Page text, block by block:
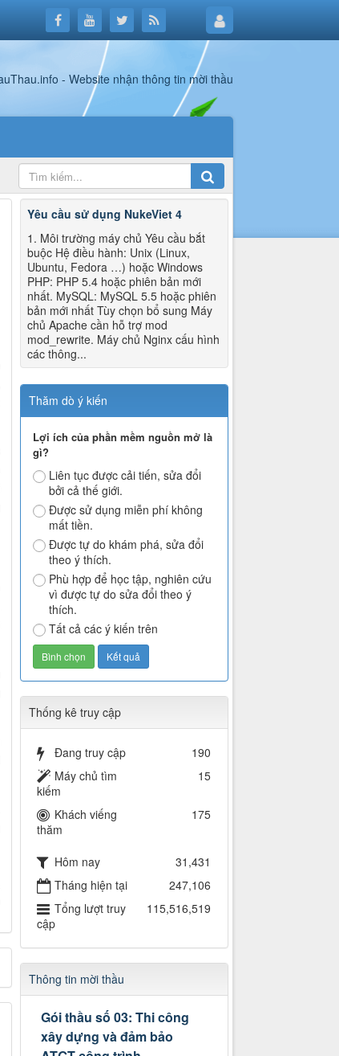
Yêu cầu sử dụng NukeViet 4
1. Môi trường máy chủ Yêu cầu bắt
buộc Hệ điều hành: Unix (Linux,
Ubuntu, Fedora …) hoặc Windows
PHP: PHP 5.4 hoặc phiên bản mới
nhất. MySQL: MySQL 5.5 hoặc phiên
bản mới nhất Tùy chọn bổ sung Máy
chủ Apache cần hỗ trợ mod
mod_rewrite. Máy chủ Nginx cấu hình
các thông...
Thăm dò ý kiến
Lợi ích của phần mềm nguồn mở là
gì?
Liên tục được cải tiến, sửa đổi
bởi cả thế giới.
Được sử dụng miễn phí không
mất tiền.
Được tự do khám phá, sửa đổi
theo ý thích.
Phù hợp để học tập, nghiên cứu
vì được tự do sửa đổi theo ý
thích.
Tất cả các ý kiến trên
Thống kê truy cập
Đang truy cập
190
Máy chủ tìm
kiếm
15
Khách viếng
thăm
175
Hôm nay
31,431
Tháng hiện tại
247,106
Tổng lượt truy
cập
115,516,519
Thông tin mời thầu
Gói thầu số 03: Thi công
xây dựng và đảm bảo